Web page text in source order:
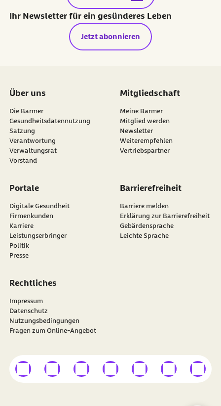
Ihr Newsletter für ein gesünderes Leben
Jetzt abonnieren
Über uns
Die Barmer
Gesundheitsdatennutzung
Satzung
Verantwortung
Verwaltungsrat
Vorstand
Mitgliedschaft
Meine Barmer
Mitglied werden
Newsletter
externer Link:
Weiterempfehlen
Vertriebspartner
Portale
Digitale Gesundheit
Firmenkunden
Karriere
Leistungserbringer
Politik
Presse
Barrierefreiheit
Barriere melden
Erklärung zur Barrierefreiheit
Gebärdensprache
Leichte Sprache
Rechtliches
Impressum
Datenschutz
Nutzungsbedingungen
Fragen zum Online-Angebot
Besuchen Sie dieBARMER auf
externer Linkexterner Linkexterner Linkexterner Linkexterner Linkexterner Link